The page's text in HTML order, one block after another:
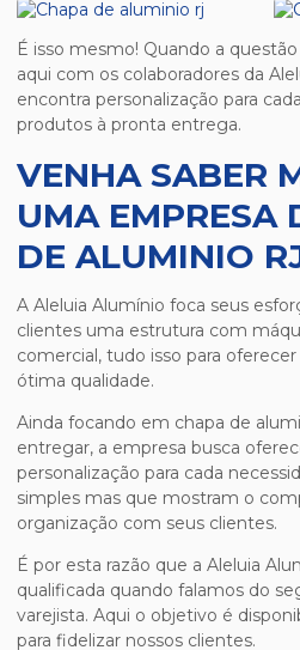
É isso mesmo! Quando a
aqui com os colaboradores da
encontra personalização para
produtos à pronta entrega.
VENHA SABER
UMA EMPRESA
DE ALUMINIO
A Aleluia Alumínio foca seus
clientes uma estrutura com
comercial, tudo isso para oferecer
ótima qualidade.
Ainda focando em chapa de
entregar, a empresa busca
personalização para cada
simples mas que mostram o
organização com seus clientes.
É por esta razão que a Aleluia
qualificada quando falamos do
varejista. Aqui o objetivo é
para fidelizar nossos clientes.